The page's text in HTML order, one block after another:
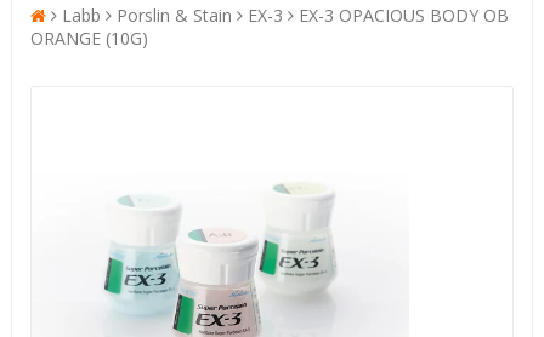
Labb Porslin & Stain EX-3
EX-3 OPACIOUS BODY OB
ORANGE (10G)